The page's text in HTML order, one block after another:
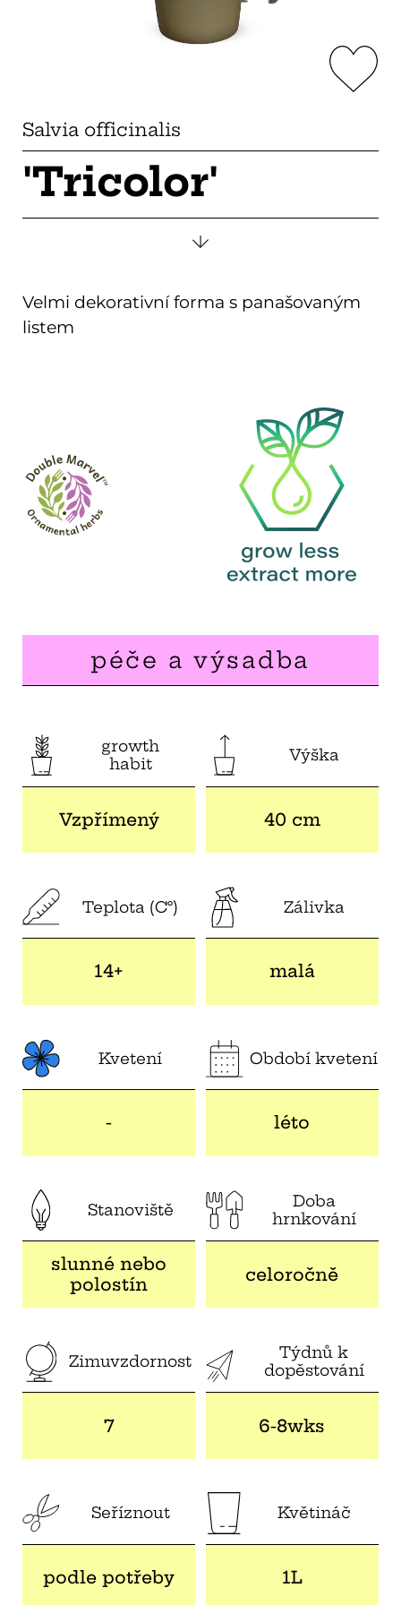
Salvia officinalis
'Tricolor'
Velmi dekorativní forma s panašovaným
listem
péče a výsadba
growth
habit
Vzpřímený
Výška
40 cm
Teplota (C°)
14+
Zálivka
malá
Kvetení
-
Období kvetení
léto
Stanoviště
slunné nebo
polostín
Doba
hrnkování
celoročně
Zimuvzdornost
7
Týdnů k
dopěstování
6-8wks
Seříznout
podle potřeby
Květináč
1L